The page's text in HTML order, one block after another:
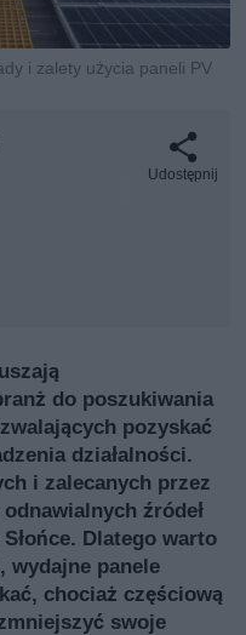
i zalety użycia paneli PV
Udostępnij
do poszukiwania
pozyskać
działalności.
i zalecanych przez
źródeł
Dlatego warto
wydajne panele
chociaż częściową
swoje